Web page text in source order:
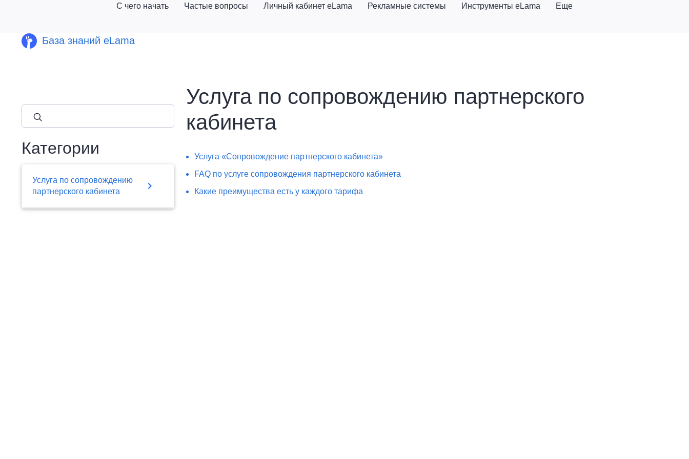
База знаний eLama
С чего начать Частые вопросы Личный кабинет eLama Рекламные системы Инструменты eLama Еще
Категории
Услуга по сопровождению
партнерского кабинета
chevron_right
Услуга по сопровождению партнерского
кабинета
Услуга «Сопровождение партнерского кабинета»
FAQ по услуге сопровождения партнерского кабинета
Какие преимущества есть у каждого тарифа